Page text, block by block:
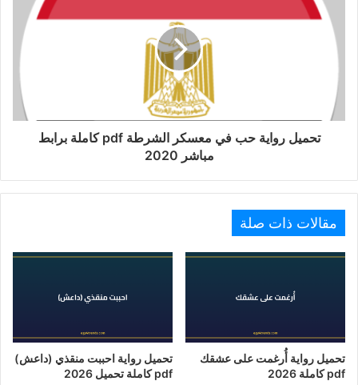
تحميل رواية حب في معسكر الشرطة pdf كاملة برابط
مباشر 2020
مقالات ذات صلة
تحميل رواية أُرغمت على عشقك
pdf كاملة 2026
تحميل رواية احببت منقذي (داعش)
pdf كاملة تحميل 2026